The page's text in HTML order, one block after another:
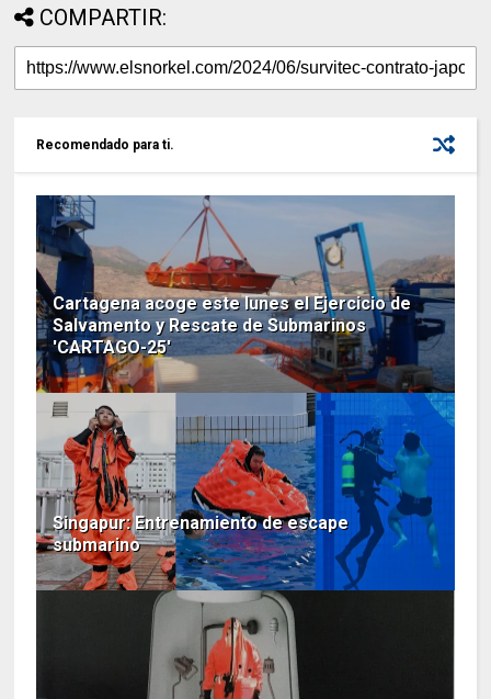
COMPARTIR:
Recomendado para ti.
Cartagena acoge este lunes el Ejercicio de
Salvamento y Rescate de Submarinos
'CARTAGO-25'
Singapur: Entrenamiento de escape
submarino